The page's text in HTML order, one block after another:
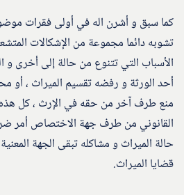
كما سبق و أشرن اله في أولى فقرات
تشوبه دائما مجموعة من الإشكالات
الأسباب التي تتنوع من حالة إلى أخرى و
أحد الورثة و رفضه تقسيم الميراث ، أو
منع طرف آخر من حقه في الإرث ، كل
القانوني من طرف جهة الاختصاص أمر
حالة الميراث و مشاكله تبقى الجهة
قضايا الميراث.